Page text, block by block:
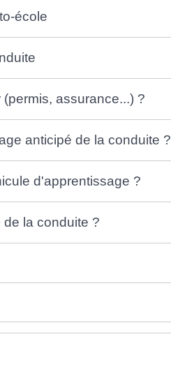
école
assurance...) ?
anticipé de la conduite ?
d'apprentissage ?
la conduite ?